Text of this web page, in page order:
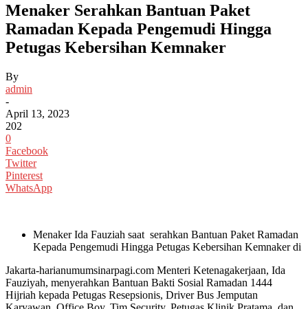
Menaker Serahkan Bantuan Paket
Ramadan Kepada Pengemudi Hingga
Petugas Kebersihan Kemnaker
By
admin
-
April 13, 2023
202
0
Facebook
Twitter
Pinterest
WhatsApp
Menaker Ida Fauziah saat serahkan Bantuan Paket Ramadan
Kepada Pengemudi Hingga Petugas Kebersihan Kemnaker di
Jakarta-harianumumsinarpagi.com Menteri Ketenagakerjaan, Ida
Fauziyah, menyerahkan Bantuan Bakti Sosial Ramadan 1444
Hijriah kepada Petugas Resepsionis, Driver Bus Jemputan